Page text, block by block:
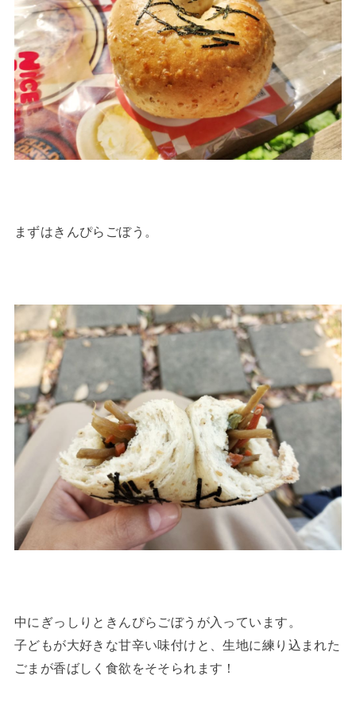
まずはきんぴらごぼう。
中にぎっしりときんぴらごぼうが入っています。
子どもが大好きな甘辛い味付けと、生地に練り込まれた
ごまが香ばしく食欲をそそられます！